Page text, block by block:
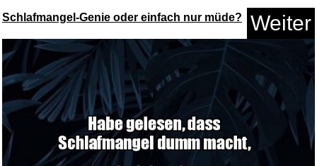
Arsen und Spitzenhäubchen...
Schlafmangel-Genie oder einfach nur müde? Weiter